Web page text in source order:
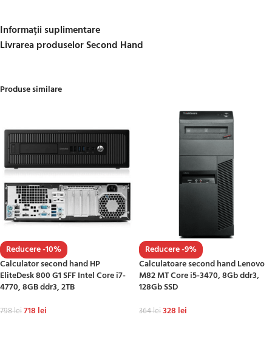
Informații suplimentare
Livrarea produselor Second Hand
Produse similare
Reducere -10%
Calculator second hand HP
EliteDesk 800 G1 SFF Intel Core i7-
4770, 8GB ddr3, 2TB
798lei718 lei
Reducere -9%
Calculatoare second hand Lenovo
M82 MT Core i5-3470, 8Gb ddr3,
128Gb SSD
364lei328 lei